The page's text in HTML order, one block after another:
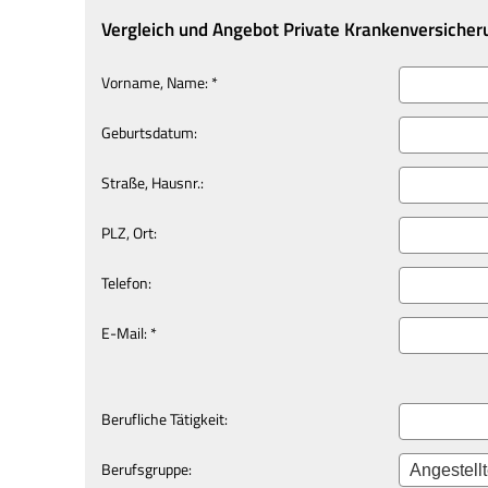
Vergleich und Angebot Private
Vorname, Name: *
Geburts­datum:
Straße, Hausnr.:
PLZ, Ort:
Telefon:
E-Mail: *
Berufliche Tätigkeit:
Berufsgruppe: